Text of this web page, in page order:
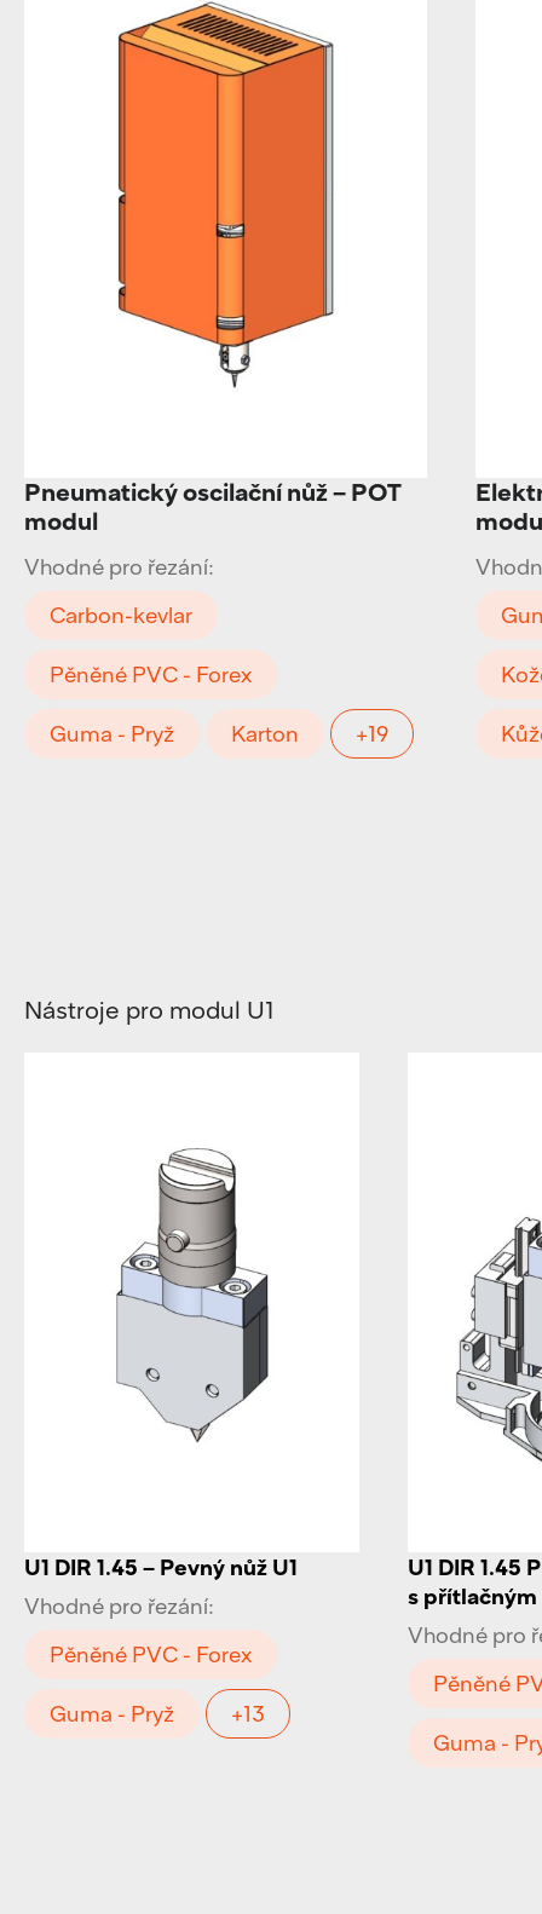
Pneumatický oscilační nůž – POT
modul
Vhodné pro řezání:
Carbon-kevlar
Pěněné PVC - Forex
Guma - Pryž Karton +19
Nástroje pro modul U1
U1 DIR 1.45 – Pevný nůž U1
Vhodné pro řezání:
Pěněné PVC - Forex
Guma - Pryž +13
U1 DIR 1.45
s
Vhodné pro
Pěněné
Guma -